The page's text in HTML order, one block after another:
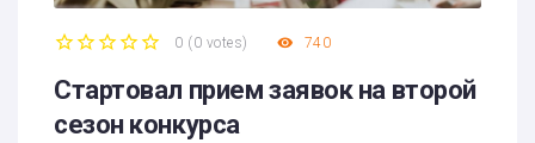
0 ( 0 votes) 740
Стартовал прием заявок на второй
сезон конкурса